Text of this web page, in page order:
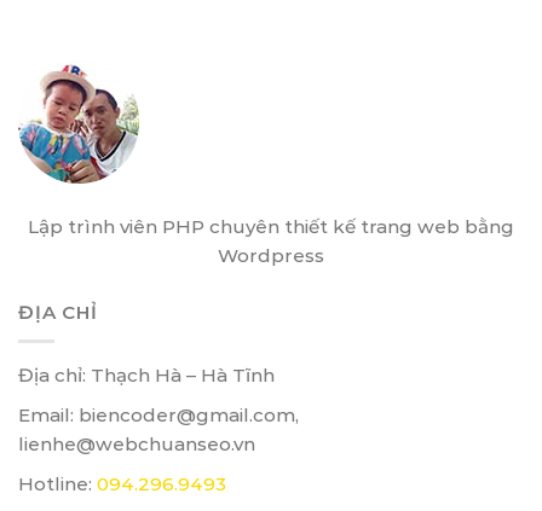
Lập trình viên PHP chuyên thiết kế trang web bằng
Wordpress
ĐỊA CHỈ
Địa chỉ: Thạch Hà – Hà Tĩnh
Email: biencoder@gmail.com,
lienhe@webchuanseo.vn
Hotline: 094.296.9493